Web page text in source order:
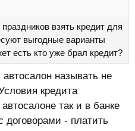
взять кредит для
выгодные варианты
есть кто уже брал кредит?
называть не
кредита
так и в банке
договорами - платить